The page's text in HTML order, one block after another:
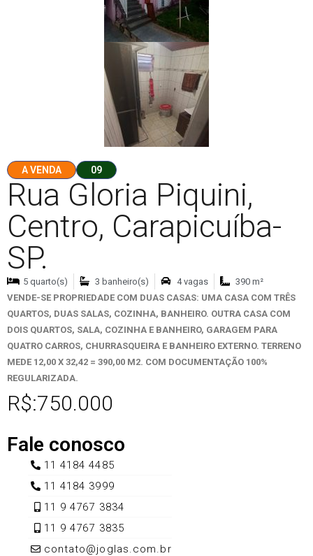
A VENDA 09
Rua Gloria Piquini,
Centro, Carapicuíba-
SP.
5 quarto(s) 3 banheiro(s) 4 vagas
390 m²
VENDE-SE PROPRIEDADE COM DUAS CASAS: UMA CASA COM TRÊS
QUARTOS, DUAS SALAS, COZINHA, BANHEIRO. OUTRA CASA COM
DOIS QUARTOS, SALA, COZINHA E BANHEIRO, GARAGEM PARA
QUATRO CARROS, CHURRASQUEIRA E BANHEIRO EXTERNO. TERRENO
MEDE 12,00 X 32,42 = 390,00 M2. COM DOCUMENTAÇÃO 100%
REGULARIZADA.
R$:750.000
Fale conosco
11 4184 4485
11 4184 3999
11 9 4767 3834
11 9 4767 3835
contato@joglas.com.br